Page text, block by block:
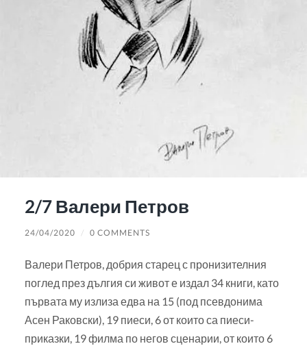
2/7 Валери Петров
24/04/2020 / 0 COMMENTS
Валери Петров, добрия старец с пронизителния
поглед през дългия си живот е издал 34 книги, като
първата му излиза едва на 15 (под псевдонима
Асен Раковски), 19 пиеси, 6 от които са пиеси-
приказки, 19 филма по негов сценарии, от които 6